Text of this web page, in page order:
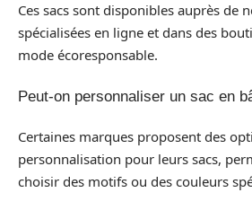
Ces sacs sont disponibles auprès de
spécialisées en ligne et dans des
mode écoresponsable.
Peut-on personnaliser un sac en
Certaines marques proposent des
personnalisation pour leurs sacs,
choisir des motifs ou des couleurs